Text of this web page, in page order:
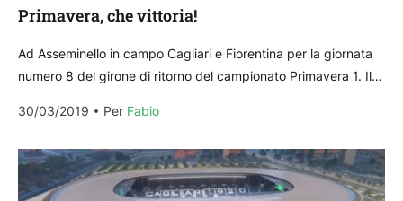
Primavera, che vittoria!
Ad Asseminello in campo Cagliari e Fiorentina per la giornata
numero 8 del girone di ritorno del campionato Primavera 1. Il
30/03/2019
Per Fabio